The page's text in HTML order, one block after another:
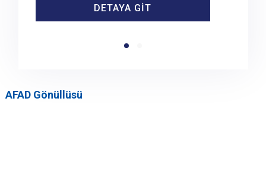
DETAYA GİT
DETAYA GİT
AFAD Gönüllüsü